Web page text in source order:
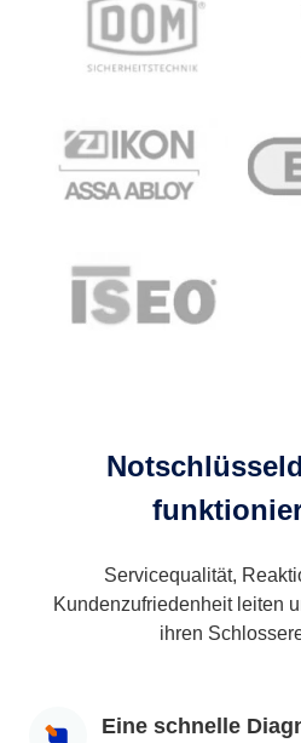
Servicequalität,
Kundenzufriedenheit leiten
ihren
Eine schnelle